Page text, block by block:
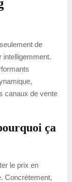
de
intelligemment.
canaux de vente
ça
le prix en
Concrètement,